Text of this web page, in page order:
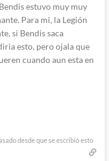
estuvo muy muy
Para mi, la Legión
si Bendis saca
esto, pero ojala que
cuando aun esta en
desde que se escribió esto